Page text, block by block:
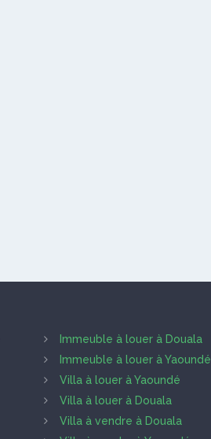
Immeuble à louer à Douala
Immeuble à louer à Yaoundé
Villa à louer à Yaoundé
Villa à louer à Douala
Villa à vendre à Douala